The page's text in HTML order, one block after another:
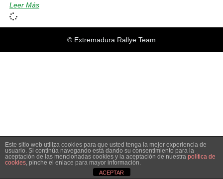
Leer Más
© Extremadura Rallye Team
Este sitio web utiliza cookies para que usted tenga la mejor experiencia de
usuario. Si continúa navegando está dando su consentimiento para la
aceptación de las mencionadas cookies y la aceptación de nuestra política de
cookies, pinche el enlace para mayor información.
ACEPTAR